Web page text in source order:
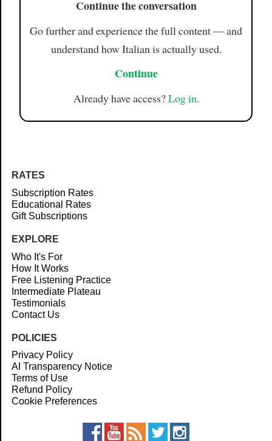
Continue the conversation
Go further and experience the full content — and
understand how Italian is actually used.
Continue
Already have access?Log in.
RATES
Subscription Rates
Educational Rates
Gift Subscriptions
EXPLORE
Who It's For
How It Works
Free Listening Practice
Intermediate Plateau
Testimonials
Contact Us
POLICIES
Privacy Policy
AI Transparency Notice
Terms of Use
Refund Policy
Cookie Preferences